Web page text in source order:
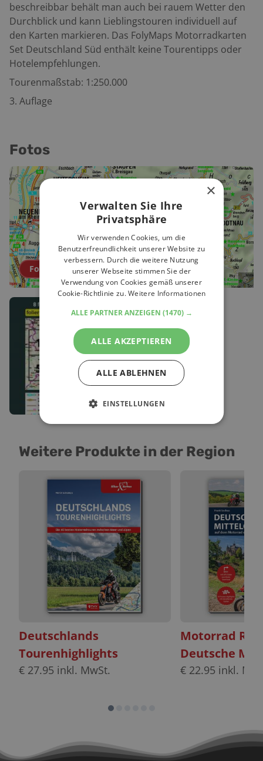
beschreibbar behält man auch bei rauem Wetter den
Durchblick und kann Lieblingstouren individuell auf
den Karten markieren. Das FolyMaps Motorradkarten
Set Deutschland Süd enthält keine Tourentipps oder
Hotelempfehlungen.
Tourenmaßstab: 1:250.000
3. Auflage
Fotos
©
Fotos ansehen (2 Fotos)
©
Weitere Produkte in der Region
Deutschlands
Tourenhighlights
€ 27.95 inkl. MwSt.
Motorrad
Deutsche
€ 22.95 inkl.
×
Verwalten Sie Ihre
Privatsphäre
Wir verwenden Cookies, um die
Benutzerfreundlichkeit unserer Website zu
verbessern. Durch die weitere Nutzung
unserer Webseite stimmen Sie der
Verwendung von Cookies gemäß unserer
Cookie-Richtlinie zu.Weitere Informationen
ALLE PARTNER ANZEIGEN (1470) →
ALLE AKZEPTIEREN
ALLE ABLEHNEN
EINSTELLUNGEN